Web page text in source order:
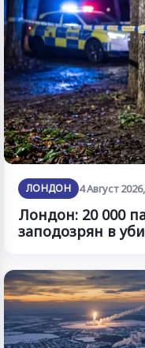
ЛОНДОН 4 Август
Лондон: 20 000
заподозрян в